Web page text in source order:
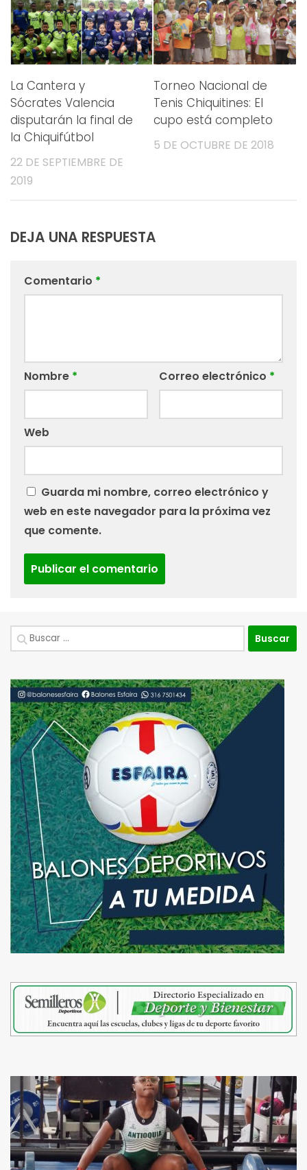
La Cantera y
Sócrates Valencia
disputarán la final de
la Chiquifútbol
22 DE SEPTIEMBRE DE
2019
Torneo Nacional de
Tenis Chiquitines: El
cupo está completo
5 DE OCTUBRE DE 2018
DEJA UNA RESPUESTA
Comentario *
Nombre * Correo electrónico *
Web
Guarda mi nombre, correo electrónico y
web en este navegador para la próxima vez
que comente.
Buscar: